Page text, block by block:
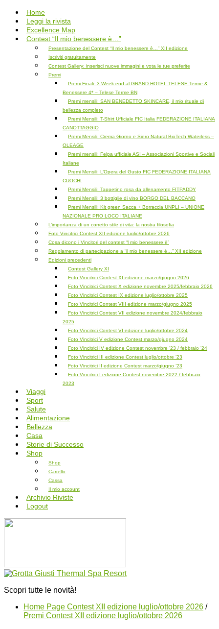
Salta
contenuto
Home
Leggi la rivista
Excellence Map
Contest “Il mio benessere è…”
Presentazione del Contest “Il mio benessere è…” XII edizione
Iscriviti gratuitamente
Contest Gallery: inserisci nuove immagini e vota le tue preferite
Premi
Premi Finali: 3 Week-end al GRAND HOTEL TELESE Terme &
Benessere 4* – Telese Terme BN
Premi mensili: SAN BENEDETTO SKINCARE, il mio rituale di
bellezza completo
Premi Mensili: T-Shirt Ufficiale FIC Italia FEDERAZIONE ITALIANA
CANOTTAGGIO
Premi Mensili: Crema Giorno e Siero Natural BioTech Waterless –
OLEAGE
Premi mensili: Felpa ufficiale ASI – Associazioni Sportive e Sociali
Italiane
Premi Mensili: L’Opera del Gusto FIC FEDERAZIONE ITALIANA
CUOCHI
Premi Mensili: Tappetino rosa da allenamento FITPADDY
Premi Mensili: 3 bottiglie di vino BORGO DEL BACCANO
Premi Mensili: Kit green Sacca + Borraccia UNPLI – UNIONE
NAZIONALE PRO LOCO ITALIANE
L’importanza di un corretto stile di vita: la nostra filosofia
Foto Vincitrici Contest XII edizione luglio/ottobre 2026
Cosa dicono i Vincitori del contest “l mio benessere è”
Regolamento di partecipazione a “il mio benessere è…” XII edizione
Edizioni precedenti
Contest Gallery XI
Foto Vincitrici Contest XI edizione marzo/giugno 2026
Foto Vincitrici Contest X edizione novembre 2025/febbraio 2026
Foto Vincitrici Contest IX edizione luglio/ottobre 2025
Foto Vincitrici Contest VIII edizione marzo/giugno 2025
Foto Vincitrici Contest VII edizione novembre 2024/febbraio
2025
Foto Vincitrici Contest VI edizione luglio/ottobre 2024
Foto Vincitrici V edizione Contest marzo/giugno 2024
Foto Vincitrici IV edizione Contest novembre ’23 / febbraio ’24
Foto Vincitrici III edizione Contest luglio/ottobre ’23
Foto Vincitrici II edizione Contest marzo/giugno ’23
Foto Vincitrici I edizione Contest novembre 2022 / febbraio
2023
Viaggi
Sport
Salute
Alimentazione
Bellezza
Casa
Storie di Successo
Shop
Shop
Carrello
Cassa
Il mio account
Archivio Riviste
Logout
Scopri tutte le novità!
Home Page Contest XII edizione luglio/ottobre 2026 /
Premi Contest XII edizione luglio/ottobre 2026